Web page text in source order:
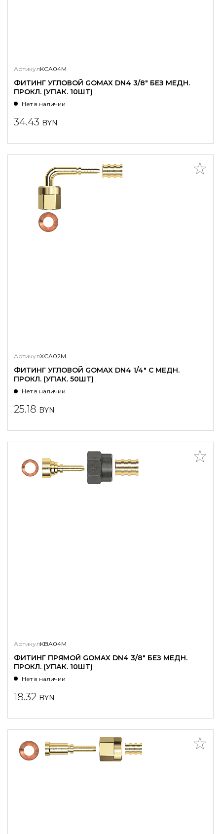
АртикулKCA04M
ФИТИНГ УГЛОВОЙ GOMAX DN4 3/8" БЕЗ МЕДН.
ПРОКЛ. (УПАК. 10ШТ)
Нет в наличии
34.43 BYN
АртикулXCA02M
ФИТИНГ УГЛОВОЙ GOMAX DN4 1/4" С МЕДН.
ПРОКЛ. (УПАК. 50ШТ)
Нет в наличии
25.18 BYN
АртикулKBA04M
ФИТИНГ ПРЯМОЙ GOMAX DN4 3/8" БЕЗ МЕДН.
ПРОКЛ. (УПАК. 10ШТ)
Нет в наличии
18.32 BYN